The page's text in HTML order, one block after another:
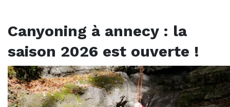
Canyoning à annecy : la
saison 2026 est ouverte !